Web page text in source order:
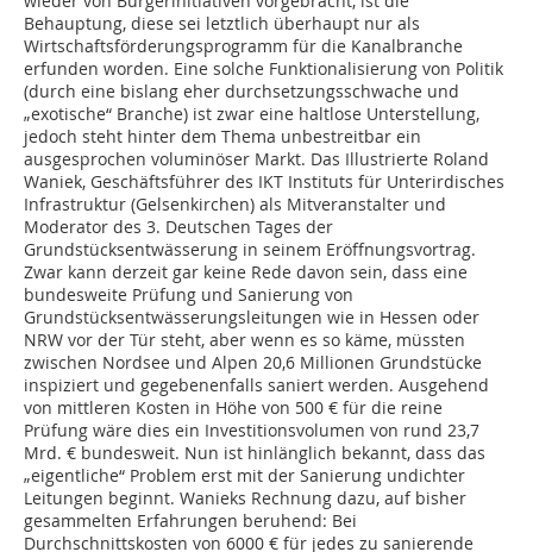
Behauptung, diese sei letztlich überhaupt nur als
Wirtschaftsförderungsprogramm für die Kanalbranche
erfunden worden. Eine solche Funktionalisierung von Politik
(durch eine bislang eher durchsetzungsschwache und
„exotische“ Branche) ist zwar eine haltlose Unterstellung,
jedoch steht hinter dem Thema unbestreitbar ein
ausgesprochen voluminöser Markt. Das Illustrierte Roland
Waniek, Geschäftsführer des IKT Instituts für Unterirdisches
Infrastruktur (Gelsenkirchen) als Mitveranstalter und
Moderator des 3. Deutschen Tages der
Grundstücksentwässerung in seinem Eröffnungsvortrag.
Zwar kann derzeit gar keine Rede davon sein, dass eine
bundesweite Prüfung und Sanierung von
Grundstücksentwässerungsleitungen wie in Hessen oder
NRW vor der Tür steht, aber wenn es so käme, müssten
zwischen Nordsee und Alpen 20,6 Millionen Grundstücke
inspiziert und gegebenenfalls saniert werden. Ausgehend
von mittleren Kosten in Höhe von 500 € für die reine
Prüfung wäre dies ein Investitionsvolumen von rund 23,7
Mrd. € bundesweit. Nun ist hinlänglich bekannt, dass das
„eigentliche“ Problem erst mit der Sanierung undichter
Leitungen beginnt. Wanieks Rechnung dazu, auf bisher
gesammelten Erfahrungen beruhend: Bei
Durchschnittskosten von 6000 € für jedes zu sanierende